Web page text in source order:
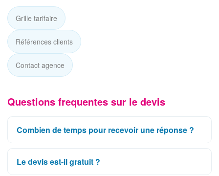
Grille tarifaire
Références clients
Contact agence
Questions frequentes sur le devis
Combien de temps pour recevoir une réponse ?
Le devis est-il gratuit ?